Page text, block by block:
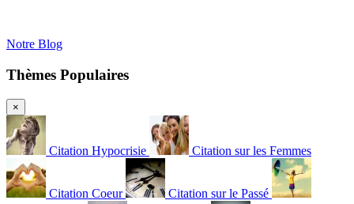
Notre Blog
Thèmes Populaires
×
Citation Hypocrisie Citation sur les Femmes
Citation Coeur Citation sur le Passé